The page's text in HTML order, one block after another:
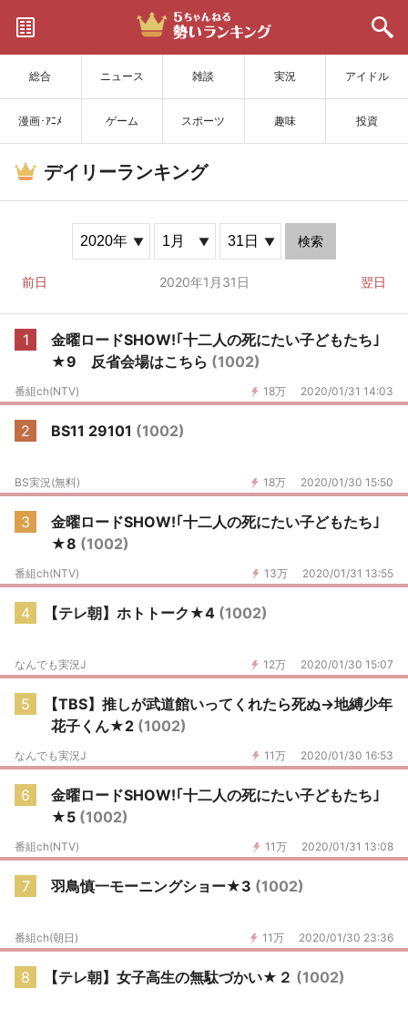
総合 ニュース 雑談 実況 アイドル
漫画･ｱﾆﾒ ゲーム スポーツ 趣味 投資
サイトを更新
デイリーランキング
検索
前日 2020年1月31日 翌日
1
金曜ロードSHOW!｢十二人の死にたい子どもたち｣
★9 反省会場はこちら (1002)
18万 2020/01/31 14:03
番組ch(NTV)
2 BS11 29101 (1002)
18万 2020/01/30 15:50
BS実況(無料)
3
金曜ロードSHOW!｢十二人の死にたい子どもたち｣
★8 (1002)
13万 2020/01/31 13:55
番組ch(NTV)
4 【テレ朝】ホトトーク★4 (1002)
12万 2020/01/30 15:07
なんでも実況J
5
【TBS】推しが武道館いってくれたら死ぬ→地縛少年
花子くん★2 (1002)
11万 2020/01/30 16:53
なんでも実況J
6
金曜ロードSHOW!｢十二人の死にたい子どもたち｣
★5 (1002)
11万 2020/01/31 13:08
番組ch(NTV)
7 羽鳥慎一モーニングショー★3 (1002)
11万 2020/01/30 23:36
番組ch(朝日)
8 【テレ朝】女子高生の無駄づかい★２ (1002)